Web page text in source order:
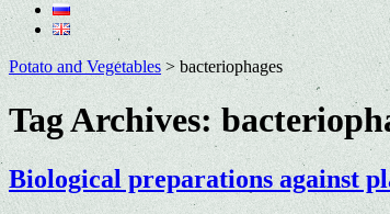
Potato and Vegetables> bacteriophages
Tag Archives:
Biological preparations against